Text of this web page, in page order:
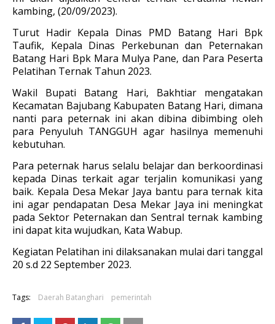
kambing, (20/09/2023).
Turut Hadir Kepala Dinas PMD Batang Hari Bpk
Taufik, Kepala Dinas Perkebunan dan Peternakan
Batang Hari Bpk Mara Mulya Pane, dan Para Peserta
Pelatihan Ternak Tahun 2023.
Wakil Bupati Batang Hari, Bakhtiar mengatakan
Kecamatan Bajubang Kabupaten Batang Hari, dimana
nanti para peternak ini akan dibina dibimbing oleh
para Penyuluh TANGGUH agar hasilnya memenuhi
kebutuhan.
Para peternak harus selalu belajar dan berkoordinasi
kepada Dinas terkait agar terjalin komunikasi yang
baik. Kepala Desa Mekar Jaya bantu para ternak kita
ini agar pendapatan Desa Mekar Jaya ini meningkat
pada Sektor Peternakan dan Sentral ternak kambing
ini dapat kita wujudkan, Kata Wabup.
Kegiatan Pelatihan ini dilaksanakan mulai dari tanggal
20 s.d 22 September 2023.
Tags: Daerah Batanghari pemerintah